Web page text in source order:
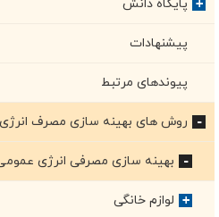
+ پایگاه دانش
پیشنهادات
پیوندهای مرتبط
روش های بهینه سازی مصرف انرژی
بهینه سازی مصرفی انرژی عمومی
+ لوازم خانگی